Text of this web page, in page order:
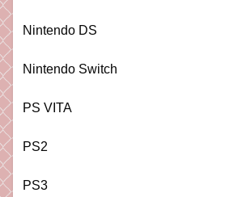
Nintendo DS
Nintendo Switch
PS VITA
PS2
PS3